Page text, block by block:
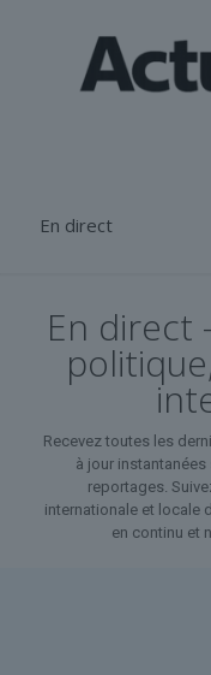
En direct
En direct
Recevez toutes les
à jour instantanées
reportages.
internationale et locale
en continu et